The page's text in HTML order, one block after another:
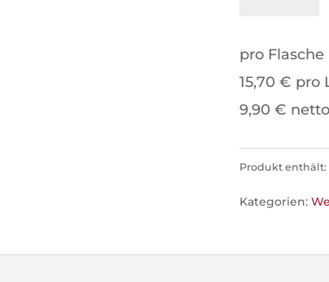
-
Weingut
Ellermann-
Spiegel
pro
15,70 € pro
9,90 € netto
Produkt enthält:
Kategorien: